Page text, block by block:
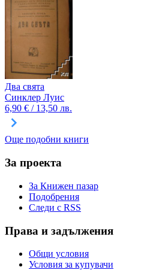
Два свята
Синклер Луис
6,90 € / 13,50 лв.
Още подобни книги
За проекта
За Книжен пазар
Подобрения
Следи с RSS
Права и задължения
Общи условия
Условия за купувачи